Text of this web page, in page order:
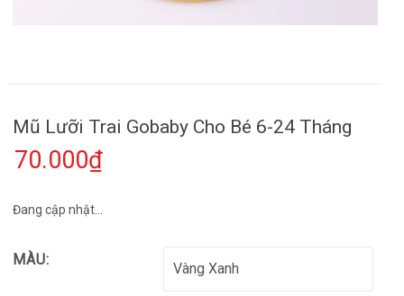
Mũ Lưỡi Trai Gobaby Cho Bé 6-24 Tháng
70.000₫
Đang cập nhật...
MÀU: